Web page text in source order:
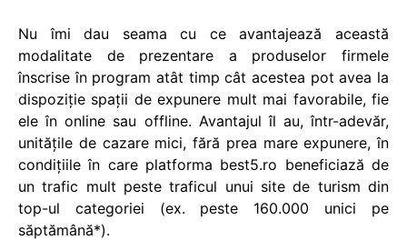
Nu îmi dau seama cu ce avantajează această
modalitate de prezentare a produselor firmele
înscrise în program atât timp cât acestea pot avea la
dispoziţie spaţii de expunere mult mai favorabile, fie
ele în online sau offline. Avantajul îl au, într-adevăr,
unităţile de cazare mici, fără prea mare expunere, în
condiţiile în care platforma best5.ro beneficiază de
un trafic mult peste traficul unui site de turism din
top-ul categoriei (ex. peste 160.000 unici pe
săptămână*).